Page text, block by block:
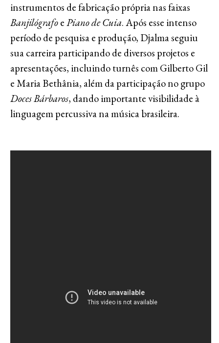
instrumentos de fabricação própria nas faixas
BanjilógrafoePiano de Cuia. Após esse intenso
período de pesquisa e produção, Djalma seguiu
sua carreira participando de diversos projetos e
apresentações, incluindo turnês com Gilberto Gil
e Maria Bethânia, além da participação no grupo
Doces Bárbaros, dando importante visibilidade à
linguagem percussiva na música brasileira.